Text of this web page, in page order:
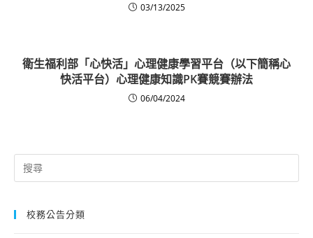
03/13/2025
衛生福利部「心快活」心理健康學習平台（以下簡稱心
快活平台）心理健康知識PK賽競賽辦法
06/04/2024
Search
for:
校務公告分類